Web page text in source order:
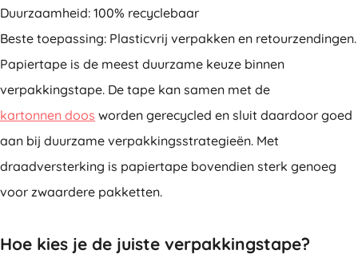
Duurzaamheid: 100% recyclebaar
Beste toepassing: Plasticvrij verpakken en retourzendingen.
Papiertape is de meest duurzame keuze binnen
verpakkingstape. De tape kan samen met de
kartonnen doos worden gerecycled en sluit daardoor goed
aan bij duurzame verpakkingsstrategieën. Met
draadversterking is papiertape bovendien sterk genoeg
voor zwaardere pakketten.
Hoe kies je de juiste verpakkingstape?